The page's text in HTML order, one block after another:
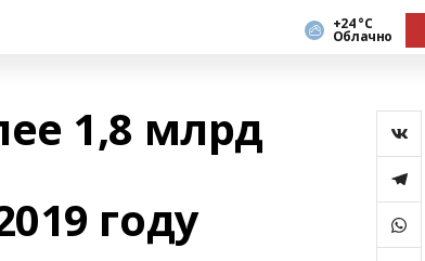
+24 °С
Облачно
1,8 млрд
году